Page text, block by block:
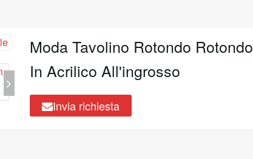
Moda Tavolino Rotondo Rotondo
In Acrilico All'ingrosso
Invia richiesta